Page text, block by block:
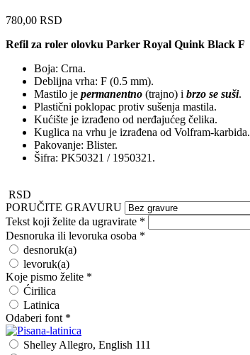
780,00 RSD
Refil za roler olovku Parker Royal Quink Black F
Boja: Crna.
Deblijna vrha: F (0.5 mm).
Mastilo je permanentno (trajno) i brzo se suši.
Plastični poklopac protiv sušenja mastila.
Kućište je izrađeno od nerđajućeg čelika.
Kuglica na vrhu je izrađena od Volfram-karbida.
Pakovanje: Blister.
Šifra: PK50321 / 1950321.
RSD
PORUČITE GRAVURU
Tekst koji želite da ugravirate *
Desnoruka ili levoruka osoba *
desnoruk(a)
levoruk(a)
Koje pismo želite *
Ćirilica
Latinica
Odaberi font *
Shelley Allegro, English 111